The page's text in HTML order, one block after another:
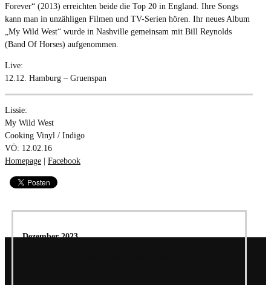
Forever“ (2013) erreichten beide die Top 20 in England. Ihre Songs
kann man in unzähligen Filmen und TV-Serien hören. Ihr neues Album
„My Wild West“ wurde in Nashville gemeinsam mit Bill Reynolds
(Band Of Horses) aufgenommen.
Live:
12.12. Hamburg – Gruenspan
Lissie:
My Wild West
Cooking Vinyl / Indigo
VÖ: 12.02.16
Homepage | Facebook
Dezember 2023